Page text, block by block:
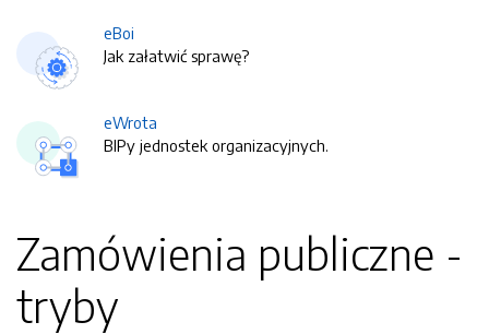
eBoi
Jak załatwić sprawę?
eWrota
BIPy jednostek organizacyjnych.
Zamówienia publiczne -
tryby